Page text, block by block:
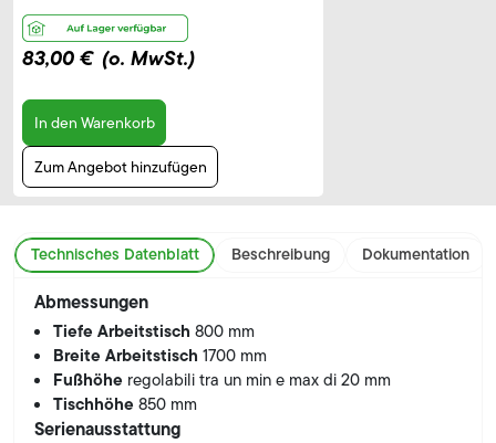
83,00 € (o. MwSt.)
In den Warenkorb
Zum Angebot hinzufügen
Technisches Datenblatt Beschreibung Dokumentation
Abmessungen
Tiefe Arbeitstisch800 mm
Breite Arbeitstisch1700 mm
Fußhöhe regolabili tra un min e max di 20 mm
Tischhöhe850 mm
Serienausstattung